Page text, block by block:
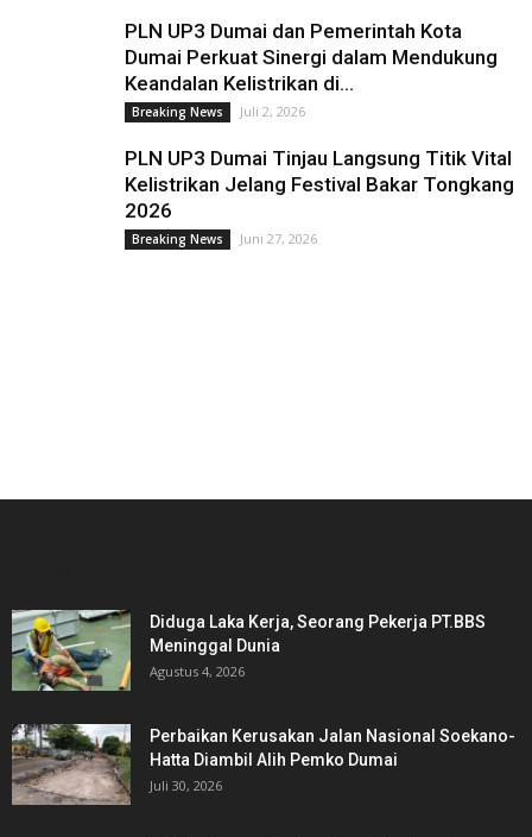
PLN UP3 Dumai dan Pemerintah Kota
Dumai Perkuat Sinergi dalam Mendukung
Keandalan Kelistrikan di...
Breaking News Juli 2, 2026
PLN UP3 Dumai Tinjau Langsung Titik Vital
Kelistrikan Jelang Festival Bakar Tongkang
2026
Breaking News Juni 27, 2026
Diduga Laka Kerja, Seorang Pekerja PT.BBS
Meninggal Dunia
Agustus 4, 2026
Perbaikan Kerusakan Jalan Nasional Soekano-
Hatta Diambil Alih Pemko Dumai
Juli 30, 2026